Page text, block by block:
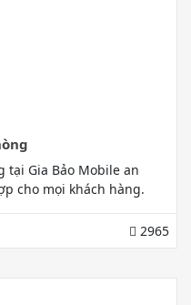
tại Gia Bảo Mobile an
cho mọi khách hàng.
2965